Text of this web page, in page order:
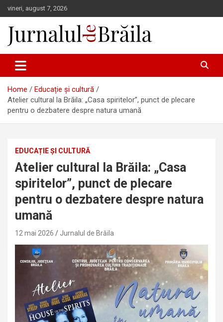
Skip
to
content
vineri, august 7, 2026
Jurnalul de Brăila
Home
Educație și cultură
Atelier cultural la Brăila: „Casa spiritelor”, punct de plecare
pentru o dezbatere despre natura umană
EDUCAȚIE ȘI CULTURĂ
Atelier cultural la Brăila: „Casa
spiritelor”, punct de plecare
pentru o dezbatere despre natura
umană
12 mai 2026 Jurnalul de Brăila